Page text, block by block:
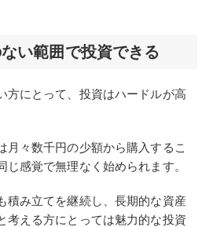
い範囲で投資できる
方にとって、投資はハードルが高
月々数千円の少額から購入するこ
じ感覚で無理なく始められます。
積み立てを継続し、長期的な資産
考える方にとっては魅力的な投資